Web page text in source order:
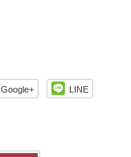
Google+ LINE